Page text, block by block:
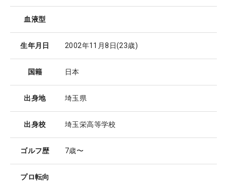
血液型
生年月日 2002年11月8日(23歳)
国籍 日本
出身地 埼玉県
出身校 埼玉栄高等学校
ゴルフ歴 7歳〜
プロ転向